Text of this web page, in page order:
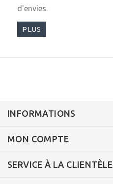
d'envies.
PLUS
INFORMATIONS
MON COMPTE
SERVICE À LA CLIENTÈLE